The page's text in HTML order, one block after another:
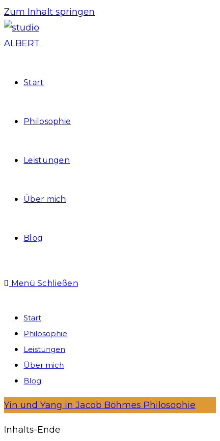
Zum Inhalt springen
Start
Philosophie
Leistungen
Über mich
Blog
Menü Schließen
Start
Philosophie
Leistungen
Über mich
Blog
Yin und Yang in Jacob Böhmes Philosophie
Inhalts-Ende